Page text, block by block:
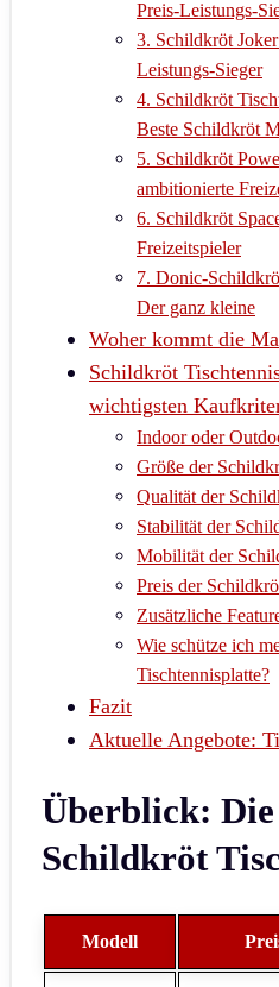
Preis-Leistungs-
3. Schildkröt
Leistungs-Sieger
4. Schildkröt
Beste Schildkröt
5. Schildkröt
ambitionierte
6. Schildkröt
Freizeitspieler
7. Donic-
Der ganz kleine
Woher kommt die
Schildkröt
wichtigsten
Indoor oder
Größe der
Qualität der
Stabilität der
Mobilität der
Preis der
Zusätzliche
Wie schütze ich
Tischtennisplatte?
Fazit
Aktuelle Angebote:
Überblick: Die
Schildkröt
Modell